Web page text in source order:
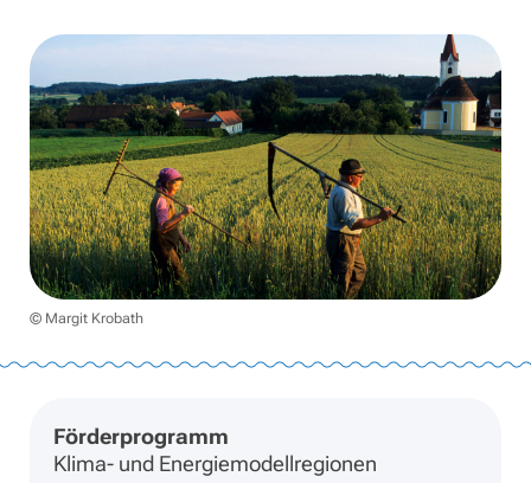
© Margit Krobath
Förderprogramm
Klima- und Energiemodellregionen